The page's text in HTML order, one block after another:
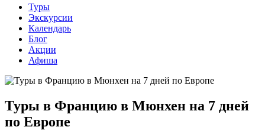
Туры
Экскурсии
Календарь
Блог
Акции
Афиша
Туры в Францию в Мюнхен на 7 дней
по Европе